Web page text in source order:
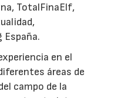
TotalFinaElf,
en el
áreas de
campo de la